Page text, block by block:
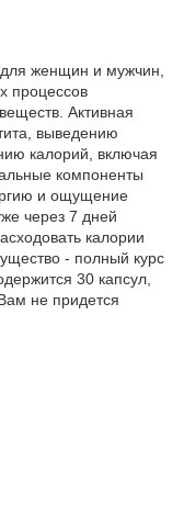
женщин и мужчин,
процессов
Активная
выведению
калорий, включая
компоненты
и ощущение
через 7 дней
калории
- полный курс
30 капсул,
не придется